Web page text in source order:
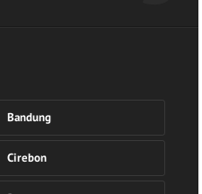
Bandung
Cirebon